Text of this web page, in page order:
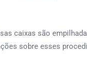
caixas são
sobre esses